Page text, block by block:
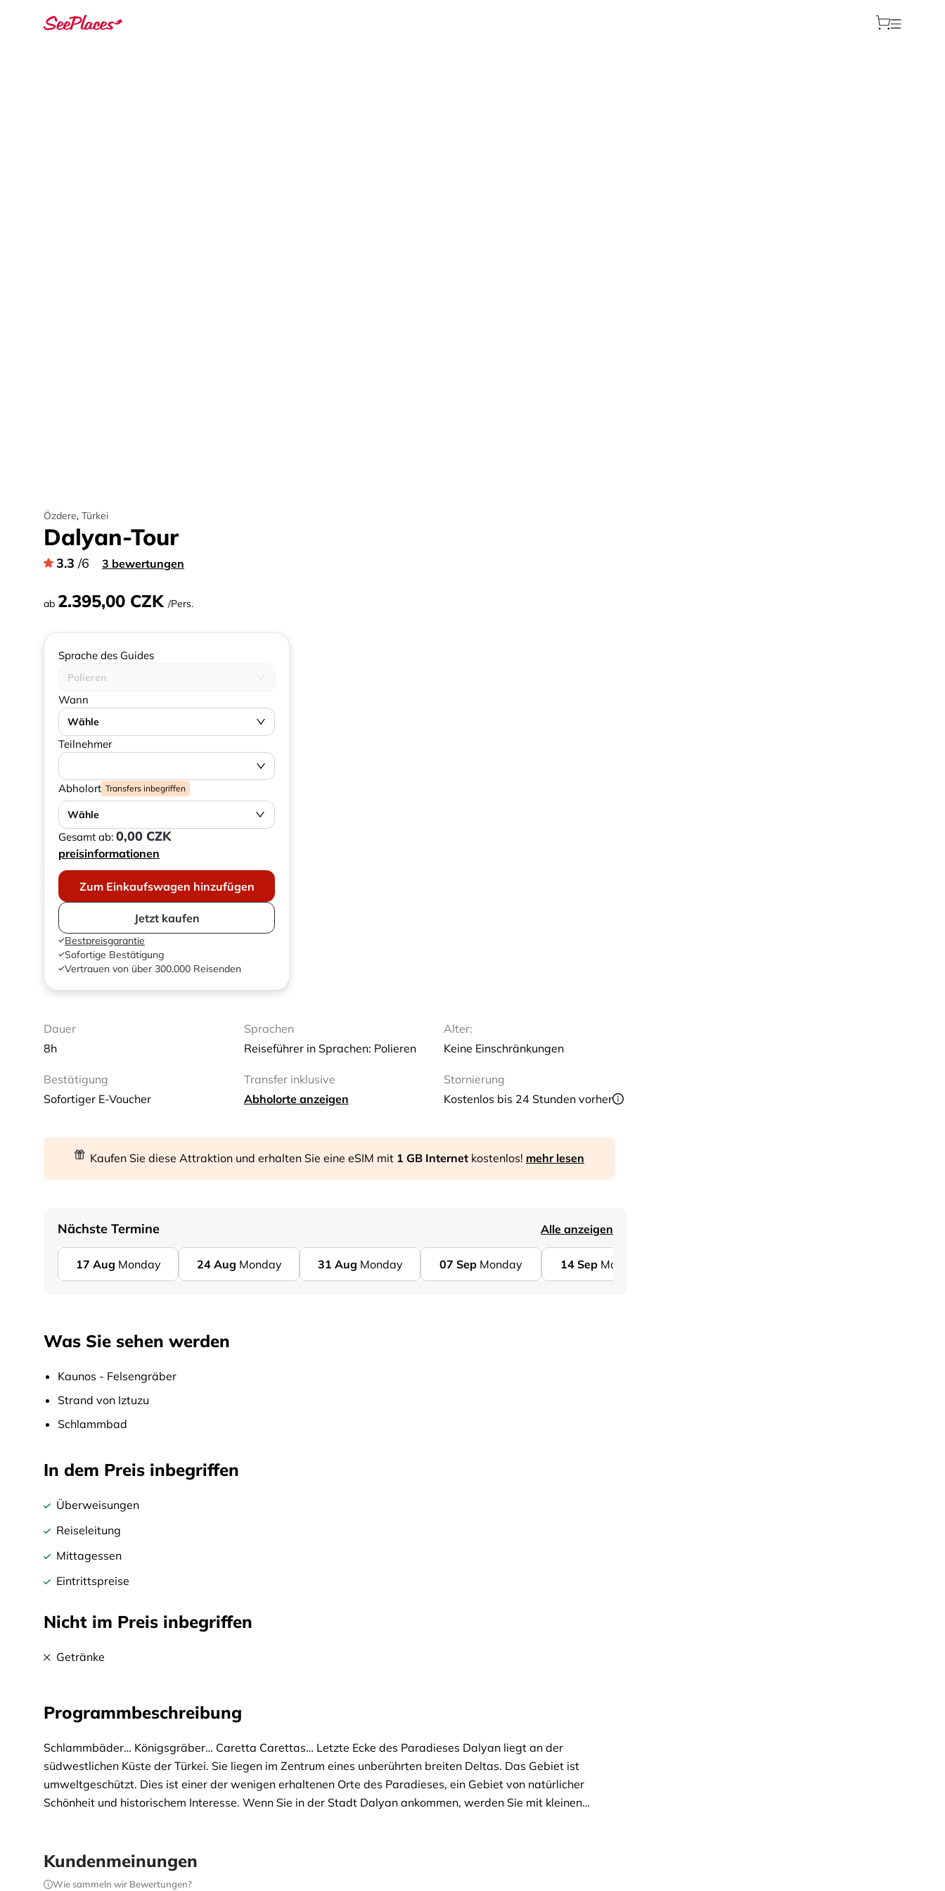
Özdere, Türkei
Dalyan-Tour
3.3 /6 3 bewertungen
ab 2.395,00 CZK /Pers.
Sprache des Guides
Polieren
Wann
Wähle
Teilnehmer
Abholort Transfers inbegriffen
Wähle
Gesamt ab: 0,00 CZK
preisinformationen
Zum Einkaufswagen hinzufügen
Jetzt kaufen
Bestpreisgarantie
Sofortige Bestätigung
Vertrauen von über 300.000 Reisenden
Dauer
8h
Sprachen
Reiseführer in Sprachen: Polieren
Alter:
Keine Einschränkungen
Bestätigung
Sofortiger E-Voucher
Transfer inklusive
Abholorte anzeigen
Stornierung
Kostenlos bis 24 Stunden vorher
Kaufen Sie diese Attraktion und erhalten Sie eine eSIM mit 1 GB Internet kostenlos! mehr lesen
Nächste Termine Alle anzeigen
17 Aug Monday 24 Aug Monday 31 Aug Monday 07 Sep Monday 14 Sep Monday
Was Sie sehen werden
Kaunos - Felsengräber
Strand von Iztuzu
Schlammbad
In dem Preis inbegriffen
Überweisungen
Reiseleitung
Mittagessen
Eintrittspreise
Nicht im Preis inbegriffen
Getränke
Programmbeschreibung
Schlammbäder… Königsgräber… Caretta Carettas… Letzte Ecke des Paradieses Dalyan liegt an der
südwestlichen Küste der Türkei. Sie liegen im Zentrum eines unberührten breiten Deltas. Das Gebiet ist
umweltgeschützt. Dies ist einer der wenigen erhaltenen Orte des Paradieses, ein Gebiet von natürlicher
Schönheit und historischem Interesse. Wenn Sie in der Stadt Dalyan ankommen, werden Sie mit kleinen
nach faulen Eiern riecht! Aber nach ein paar Minuten gewöhnt man sich daran. Es gibt viel Heiterkeit, da alle um
Sie herum mit Schlamm bedeckt sind. Vergessen Sie Ihre Kameras nicht! Vorbei an Blumenwiesen, gesäumt von
Kundenmeinungen
Wie sammeln wir Bewertungen?